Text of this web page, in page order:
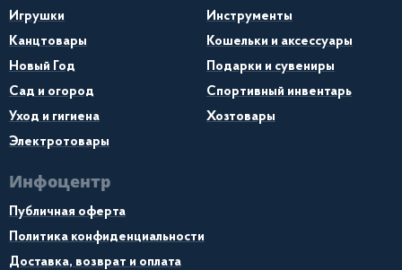
Игрушки
Инструменты
Канцтовары
Кошельки и аксессуары
Новый Год
Подарки и сувениры
Сад и огород
Спортивный инвентарь
Уход и гигиена
Хозтовары
Электротовары
Инфоцентр
Публичная оферта
Политика конфиденциальности
Доставка, возврат и оплата